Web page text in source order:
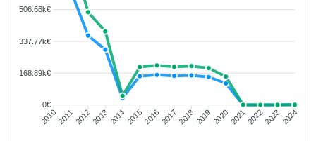
506.66k€
337.77k€
168.89k€
0€
201020112012201320142015201620172018201920202021202220232024